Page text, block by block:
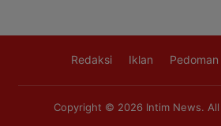
Redaksi Iklan
Copyright © 2026 Intim News.